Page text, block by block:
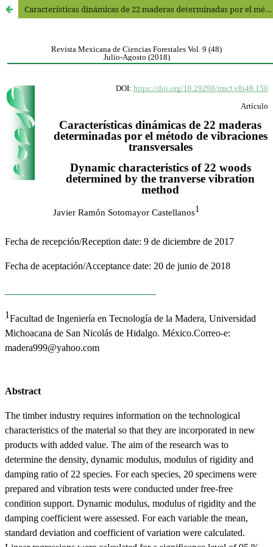
Características dinámicas de 22 maderas determinadas por el método de vibraciones transversales